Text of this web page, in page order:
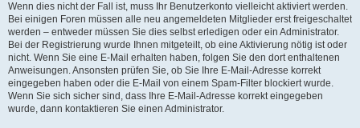
Wenn dies nicht der Fall ist, muss Ihr Benutzerkonto vielleicht aktiviert werden.
Bei einigen Foren müssen alle neu angemeldeten Mitglieder erst freigeschaltet
werden – entweder müssen Sie dies selbst erledigen oder ein Administrator.
Bei der Registrierung wurde Ihnen mitgeteilt, ob eine Aktivierung nötig ist oder
nicht. Wenn Sie eine E-Mail erhalten haben, folgen Sie den dort enthaltenen
Anweisungen. Ansonsten prüfen Sie, ob Sie Ihre E-Mail-Adresse korrekt
eingegeben haben oder die E-Mail von einem Spam-Filter blockiert wurde.
Wenn Sie sich sicher sind, dass Ihre E-Mail-Adresse korrekt eingegeben
wurde, dann kontaktieren Sie einen Administrator.